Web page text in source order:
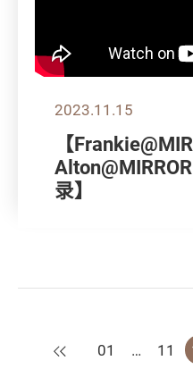
2023.11.15
【
录】
上一页
01 … 11